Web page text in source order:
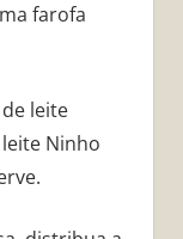
farofa
leite
Ninho